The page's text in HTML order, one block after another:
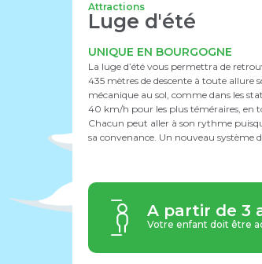
Attractions
Luge d'été
UNIQUE EN BOURGOGNE
La luge d’été vous permettra de
435 mètres de descente à toute
mécanique au sol, comme dans les
40 km/h pour les plus téméraires, en
Chacun peut aller à son rythme
sa convenance. Un nouveau système
A partir de 3
Votre enfant doit être